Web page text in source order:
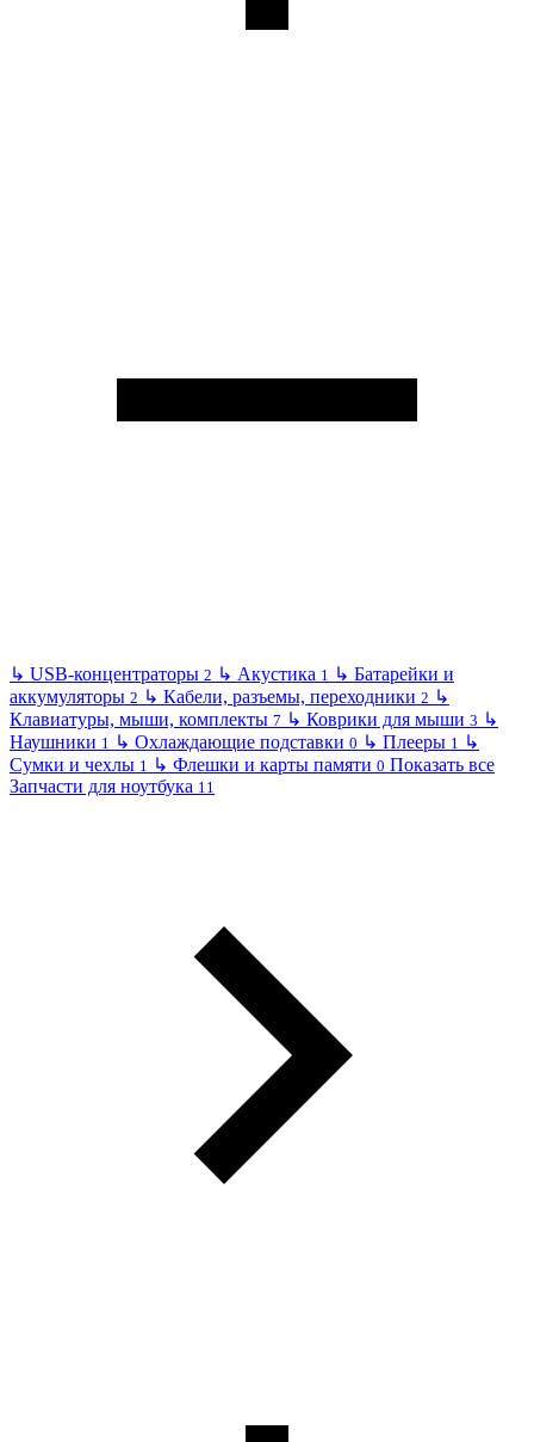
↳ USB-концентраторы 2 ↳ Акустика 1 ↳ Батарейки и
аккумуляторы 2 ↳ Кабели, разъемы, переходники 2 ↳
Клавиатуры, мыши, комплекты 7 ↳ Коврики для мыши 3 ↳
Наушники 1 ↳ Охлаждающие подставки 0 ↳ Плееры 1 ↳
Сумки и чехлы 1 ↳ Флешки и карты памяти 0 Показать все
Запчасти для ноутбука 11